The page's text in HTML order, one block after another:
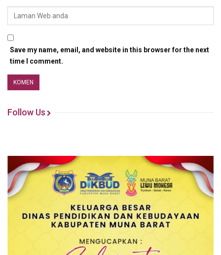
Save my name, email, and website in this browser for the next
time I comment.
Follow Us